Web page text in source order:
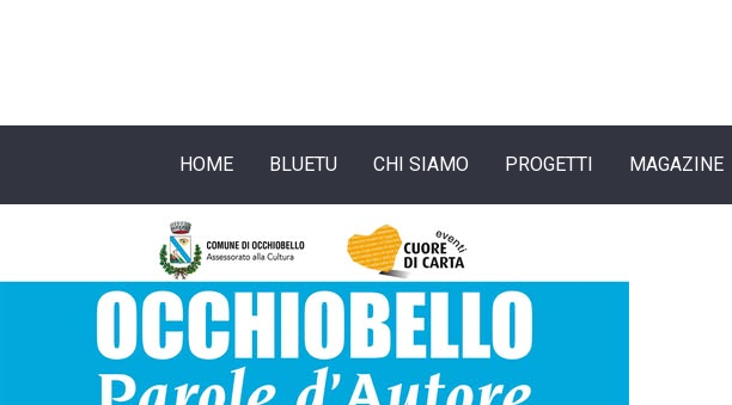
HOME BLUETU CHI SIAMO PROGETTI MAGAZINE